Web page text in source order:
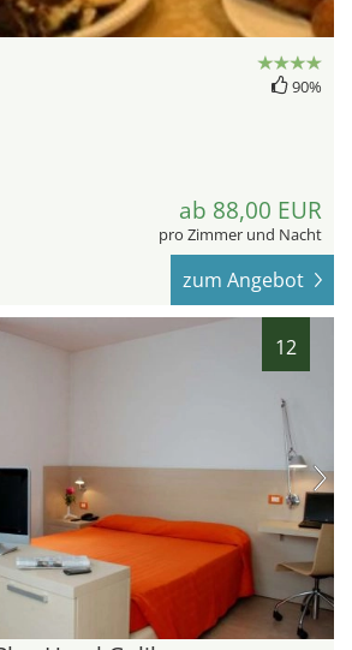
90%
ab 88,00 EUR
pro Zimmer und Nacht
zum Angebot
12